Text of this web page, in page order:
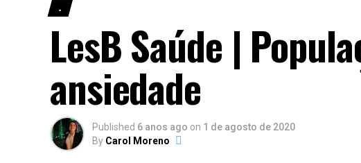
.
LesB Saúde |
ansiedade
Published 6 anos ago on 1 de agosto de 2020
By Carol Moreno